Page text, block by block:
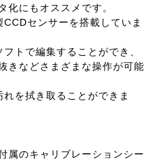
化にもオススメです。
センサーを搭載していま
トで編集することができ、
きなどさまざまな操作が可能
を拭き取ることができま
属のキャリブレーションシー